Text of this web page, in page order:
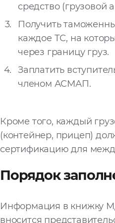
средство (грузовой
Получить
каждое ТС, на
через границу груз.
Заплатить
членом АСМАП.
Кроме того, каждый
(контейнер, прицеп)
сертификацию для
Порядок
Информация в книжку
вносится